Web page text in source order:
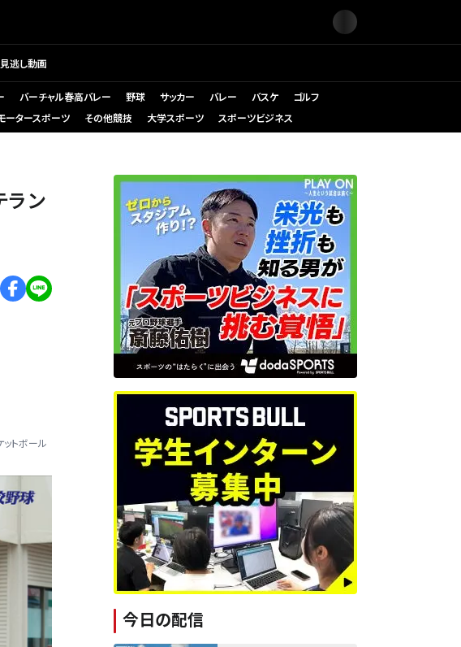
見逃し動画
バーチャル春高バレー 野球 サッカー バレー バスケ
ゴルフ
ータースポーツ その他競技 大学スポーツ スポーツビジネス
ラン
ットボール
今日の配信